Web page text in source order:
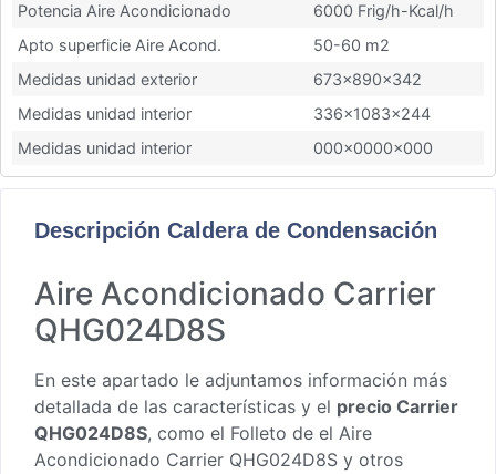
Potencia Aire Acondicionado
6000 Frig/h-Kcal/h
Apto superficie Aire Acond.
50-60 m2
Medidas unidad exterior
673x890x342
Medidas unidad interior
336x1083x244
Medidas unidad interior
000x0000x000
Descripción Caldera de Condensación
Aire Acondicionado Carrier
QHG024D8S
En este apartado le adjuntamos información más
detallada de las características y el precio Carrier
QHG024D8S, como el Folleto de el Aire
Acondicionado Carrier QHG024D8S y otros